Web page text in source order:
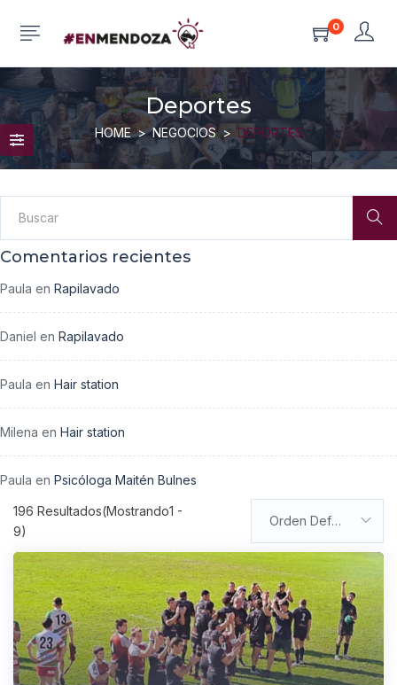
0
Deportes
HOME NEGOCIOS DEPORTES
Comentarios recientes
Paula en Rapilavado
Daniel en Rapilavado
Paula en Hair station
Milena en Hair station
Paula en Psicóloga Maitén Bulnes
196 Resultados(Mostrando1 -
9)
Orden Default